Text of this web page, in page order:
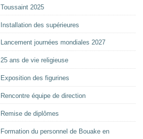
Toussaint 2025
Installation des supérieures
Lancement journées mondiales 2027
25 ans de vie religieuse
Exposition des figurines
Rencontre équipe de direction
Remise de diplômes
Formation du personnel de Bouake en